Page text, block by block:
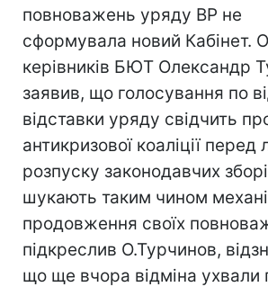
повноважень уряду ВР не
сформувала новий Кабінет.
керівників БЮТ Олександр
заявив, що голосування по
відставки уряду свідчить
антикризової коаліції перед
розпуску законодавчих
шукають таким чином
продовження своїх
підкреслив О.Турчинов,
що ще вчора відміна ухвали